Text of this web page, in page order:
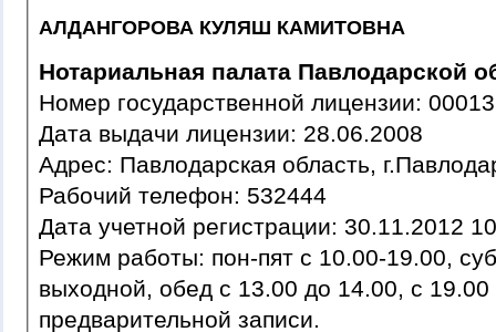
АЛДАНГОРОВА КУЛЯШ КАМИТОВНА
Нотариальная палата Павлодарской
Номер государственной
Дата выдачи лицензии: 28.06.2008
Адрес: Павлодарская область,
Рабочий телефон: 532444
Дата учетной регистрации:
Режим работы: пон-пят с 10.00-19.00, суб с 10.00-17.00, воск
выходной, обед с 13.00 до 14.00, с
предварительной записи.